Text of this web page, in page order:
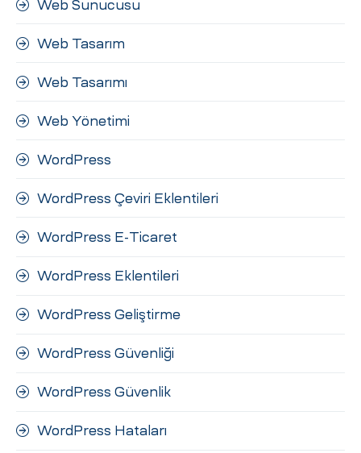
Web Sunucusu
Web Tasarım
Web Tasarımı
Web Yönetimi
WordPress
WordPress Çeviri Eklentileri
WordPress E-Ticaret
WordPress Eklentileri
WordPress Geliştirme
WordPress Güvenliği
WordPress Güvenlik
WordPress Hataları